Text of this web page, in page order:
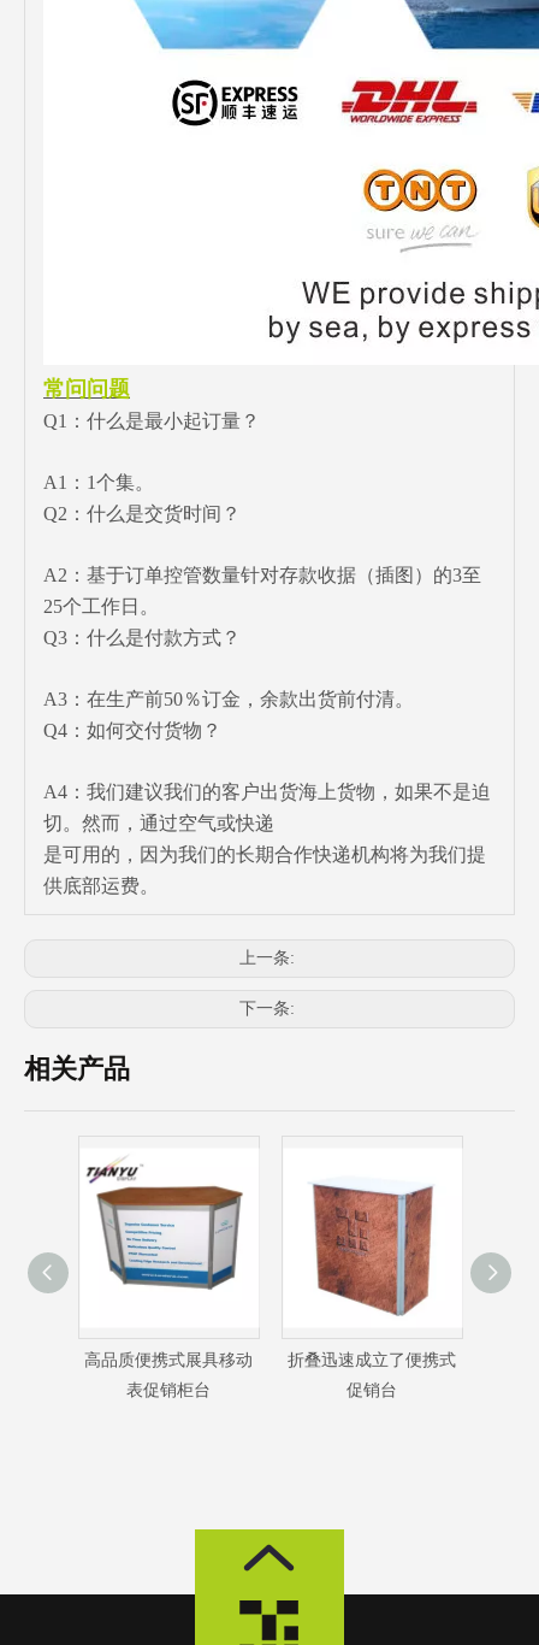
常问问题
Q1：什么是最小起订量？
A1：1个集。
Q2：什么是交货时间？
A2：基于订单控管数量针对存款收据（插图）的3至
25个工作日。
Q3：什么是付款方式？
A3：在生产前50％订金，余款出货前付清。
Q4：如何交付货物？
A4：我们建议我们的客户出货海上货物，如果不是迫
切。然而，通过空气或快递
是可用的，因为我们的长期合作快递机构将为我们提
供底部运费。
上一条:
下一条:
相关产品
折叠迅速成立了便携式
促销台
热卖广告促销台便携式
反